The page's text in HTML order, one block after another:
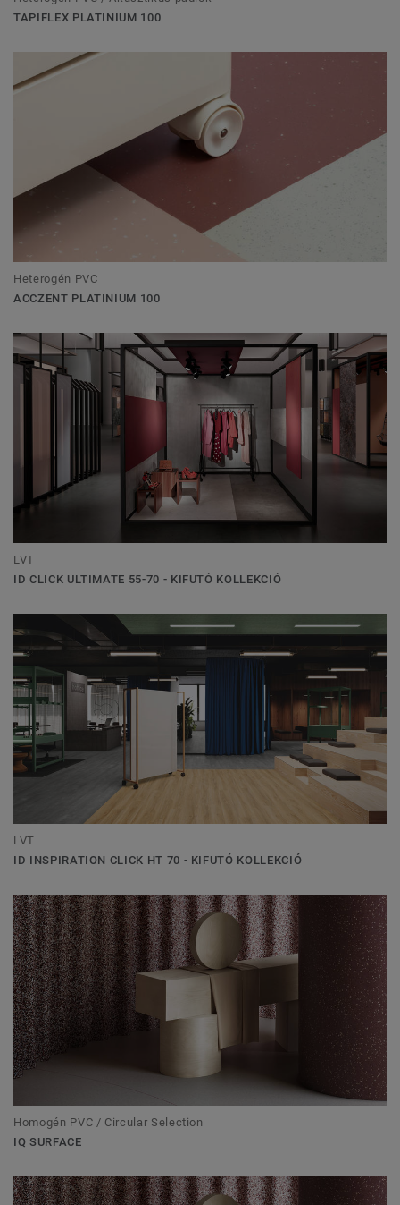
TAPIFLEX PLATINIUM 100
Heterogén PVC
ACCZENT PLATINIUM 100
LVT
ID CLICK ULTIMATE 55-70 - KIFUTÓ KOLLEKCIÓ
LVT
ID INSPIRATION CLICK HT 70 - KIFUTÓ KOLLEKCIÓ
Homogén PVC / Circular Selection
IQ SURFACE